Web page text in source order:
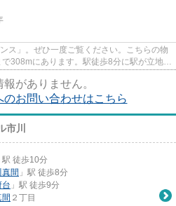
ス」。ぜひ一度ご覧ください。こちらの物
308mにあります。駅徒歩8分に駅が立地す
がありません。
お問い合わせはこちら
市川
駅 徒歩10分
真間 」駅 徒歩8分
台 」駅 徒歩9分
間 ２丁目